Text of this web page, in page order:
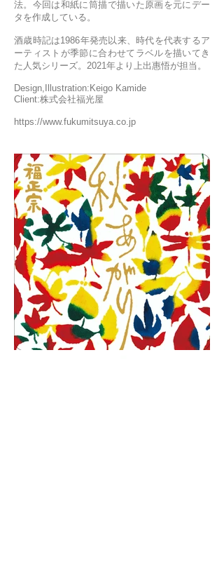
法。今回は和紙に筒描で描いた原画を元にデー
タを作成している。
酒歳時記は1986年発売以来、時代を代表するア
ーティストが季節に合わせてラベルを描いてき
た人気シリーズ。2021年より上出惠悟が担当。
Design,Illustration:Keigo Kamide
Client:株式会社福光屋
https://www.fukumitsuya.co.jp